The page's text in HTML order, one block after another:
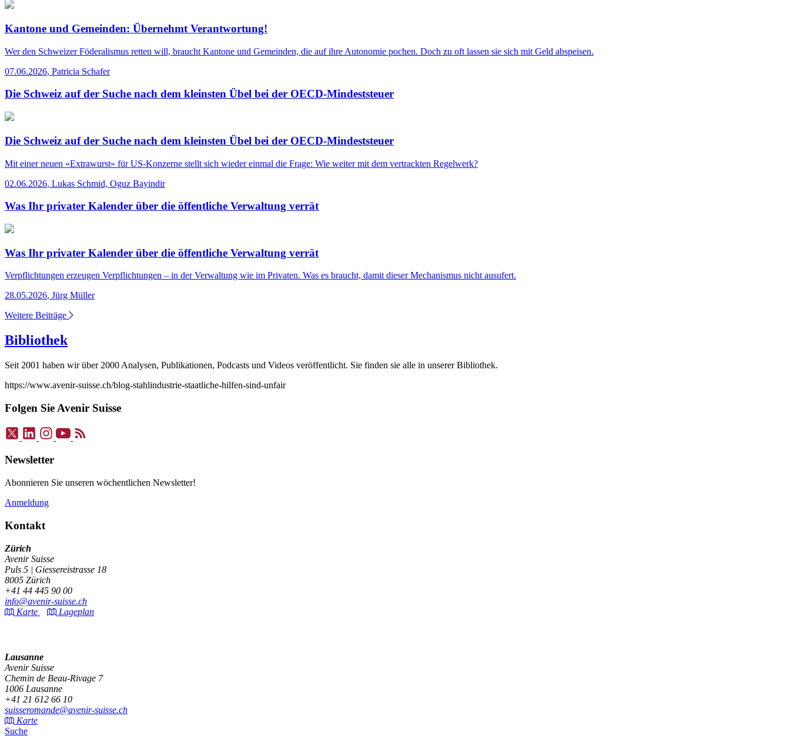
Kantone und Gemeinden: Übernehmt Verantwortung!
Wer den Schweizer Föderalismus retten will, braucht Kantone und Gemeinden, die auf ihre Autonomie pochen. Doch zu oft lassen sie sich mit Geld abspeisen.
07.06.2026, Patricia Schafer
Die Schweiz auf der Suche nach dem kleinsten Übel bei der OECD-Mindeststeuer
Die Schweiz auf der Suche nach dem kleinsten Übel bei der OECD-Mindeststeuer
Mit einer neuen «Extrawurst» für US-Konzerne stellt sich wieder einmal die Frage: Wie weiter mit dem vertrackten Regelwerk?
02.06.2026, Lukas Schmid, Oguz Bayindir
Was Ihr privater Kalender über die öffentliche Verwaltung verrät
Was Ihr privater Kalender über die öffentliche Verwaltung verrät
Verpflichtungen erzeugen Verpflichtungen – in der Verwaltung wie im Privaten. Was es braucht, damit dieser Mechanismus nicht ausufert.
28.05.2026, Jürg Müller
Weitere Beiträge
Bibliothek
Seit 2001 haben wir über 2000 Analysen, Publikationen, Podcasts und Videos veröffentlicht. Sie finden sie alle in unserer Bibliothek.
https://www.avenir-suisse.ch/blog-stahlindustrie-staatliche-hilfen-sind-unfair
Folgen Sie Avenir Suisse
Newsletter
Abonnieren Sie unseren wöchentlichen Newsletter!
Anmeldung
Kontakt
Zürich
Avenir Suisse
Puls 5 | Giessereistrasse 18
8005 Zürich
+41 44 445 90 00
info@avenir-suisse.ch
Karte
Lageplan
Lausanne
Avenir Suisse
Chemin de Beau-Rivage 7
1006 Lausanne
+41 21 612 66 10
suisseromande@avenir-suisse.ch
Karte
Suche